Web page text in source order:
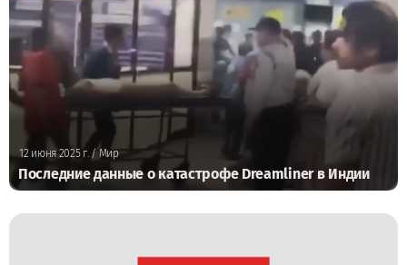
12 июня 2025 г./ Мир
Последние данные о катастрофе Dreamliner в Индии